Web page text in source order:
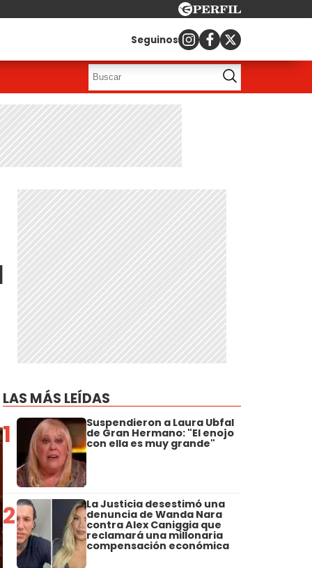
Seguinos
LAS MÁS LEÍDAS
1 Suspendieron a Laura Ubfal
de Gran Hermano: "El enojo
con ella es muy grande"
2 La Justicia desestimó una
denuncia de Wanda Nara
contra Alex Caniggia que
reclamará una millonaria
compensación económica